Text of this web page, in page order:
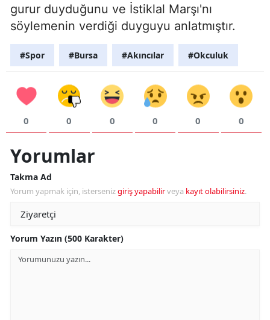
gurur duyduğunu ve İstiklal Marşı'nı
söylemenin verdiği duyguyu anlatmıştır.
#Spor #Bursa #Akıncılar #Okculuk
0 0 0 0 0 0
Yorumlar
Takma Ad
Yorum yapmak için, istersenizgiriş yapabilirveya kayıt olabilirsiniz.
Yorum Yazın (500 Karakter)